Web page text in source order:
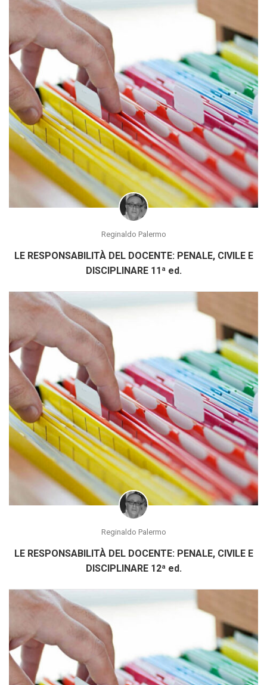
Reginaldo Palermo
LE RESPONSABILITÀ DEL DOCENTE: PENALE, CIVILE E
DISCIPLINARE 11ª ed.
Reginaldo Palermo
LE RESPONSABILITÀ DEL DOCENTE: PENALE, CIVILE E
DISCIPLINARE 12ª ed.